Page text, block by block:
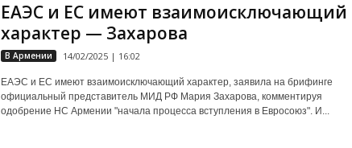
ЕАЭС и ЕС имеют взаимоисключающий
характер — Захарова
В Армении 14/02/2025 | 16:02
ЕАЭС и ЕС имеют взаимоисключающий характер, заявила на брифинге
официальный представитель МИД РФ Мария Захарова, комментируя
одобрение НС Армении "начала процесса вступления в Евросоюз". И...